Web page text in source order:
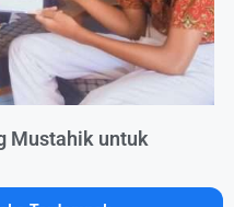
Mustahik untuk